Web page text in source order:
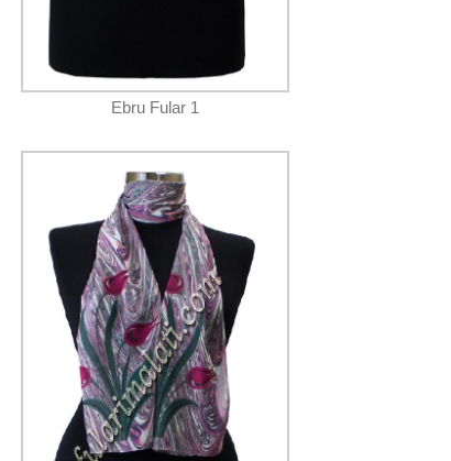
Ebru Fular 1